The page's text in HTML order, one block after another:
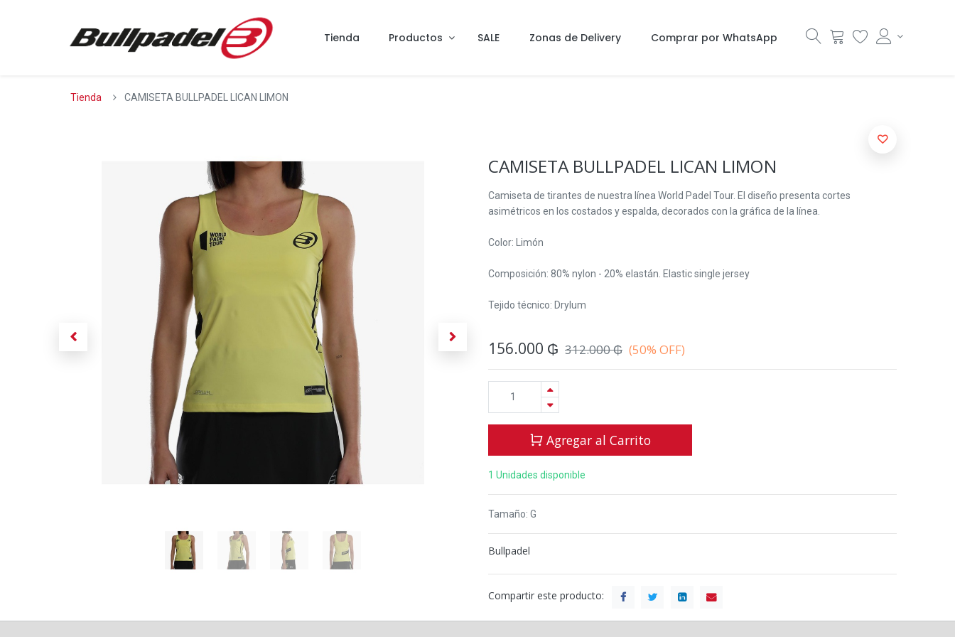
Tienda Productos SALE Zonas de Delivery Comprar por WhatsApp
Tienda CAMISETA BULLPADEL LICAN LIMON
CAMISETA BULLPADEL LICAN LIMON
Camiseta de tirantes de nuestra línea World Padel Tour. El diseño presenta cortes
asimétricos en los costados y espalda, decorados con la gráfica de la línea.
Color: Limón
Composición: 80% nylon - 20% elastán. Elastic single jersey
Tejido técnico: Drylum
156.000 ₲ 312.000₲ (50% OFF)
Agregar al Carrito
1 Unidades disponible
Tamaño: G
Bullpadel
Compartir este producto: